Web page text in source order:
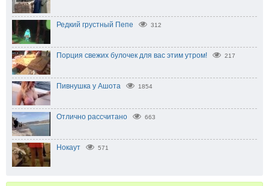
Редкий грустный Пепе 312
Порция свежих булочек для вас этим утром! 217
Пивнушка у Ашота 1854
Отлично рассчитано 663
Нокаут 571